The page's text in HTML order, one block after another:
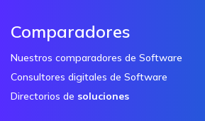
Comparadores
Nuestros comparadores de Software
Consultores digitales de Software
Directorios de soluciones